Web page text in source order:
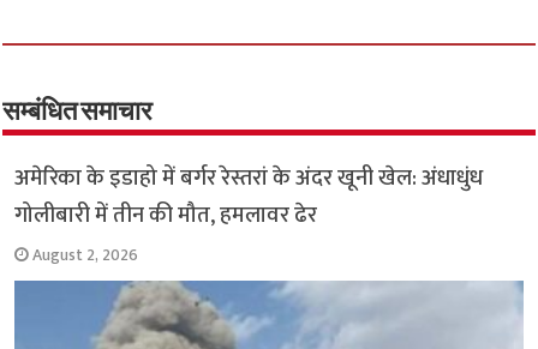
b
o
o
k
tt
er
at
p
p
ar
सम्बंधित समाचार
अमेरिका के इडाहो में बर्गर रेस्तरां के अंदर खूनी खेल: अंधाधुंध
गोलीबारी में तीन की मौत, हमलावर ढेर
August 2, 2026